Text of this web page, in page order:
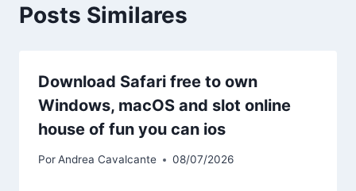
Posts Similares
Download Safari free to own
Windows, macOS and slot online
house of fun you can ios
PorAndrea Cavalcante 08/07/2026